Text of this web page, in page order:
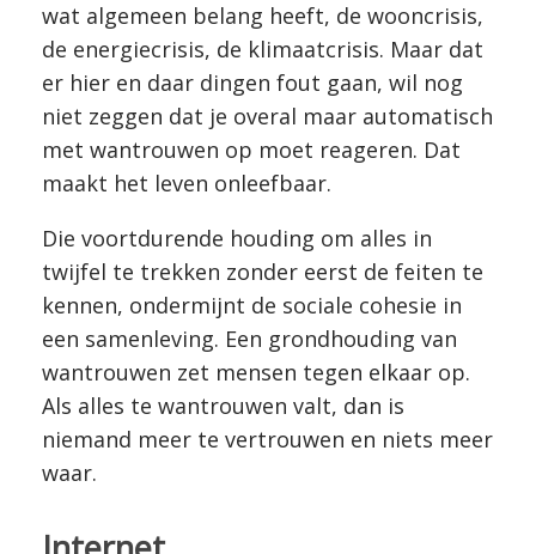
wat algemeen belang heeft, de wooncrisis,
de energiecrisis, de klimaatcrisis. Maar dat
er hier en daar dingen fout gaan, wil nog
niet zeggen dat je overal maar automatisch
met wantrouwen op moet reageren. Dat
maakt het leven onleefbaar.
Die voortdurende houding om alles in
twijfel te trekken zonder eerst de feiten te
kennen, ondermijnt de sociale cohesie in
een samenleving. Een grondhouding van
wantrouwen zet mensen tegen elkaar op.
Als alles te wantrouwen valt, dan is
niemand meer te vertrouwen en niets meer
waar.